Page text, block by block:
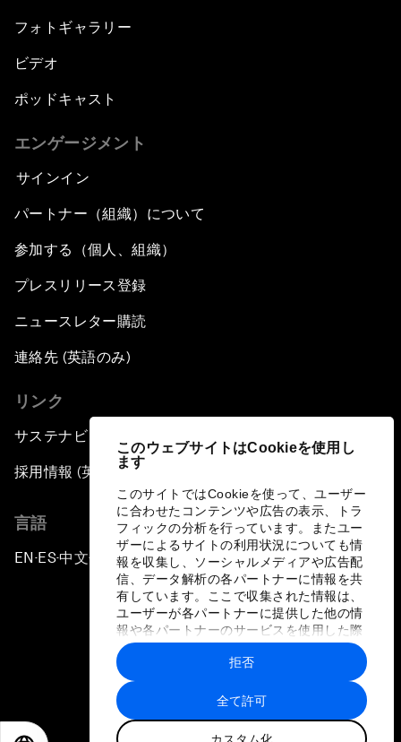
このウェブサイトはCookieを使用し
ます
このサイトではCookieを使って、ユーザー
に合わせたコンテンツや広告の表示、トラ
フィックの分析を行っています。またユー
ザーによるサイトの利用状況についても情
報を収集し、ソーシャルメディアや広告配
信、データ解析の各パートナーに情報を共
有しています。ここで収集された情報は、
ユーザーが各パートナーに提供した他の情
報や各パートナーのサービスを使用した際
に収集された情報と組み合わされ、各パー
トナーによって使用されることがありま
す。
全て許可
カスタム化
拒否
フォトギャラリー
ビデオ
ポッドキャスト
エンゲージメント
サインイン
パートナー（組織）について
参加する（個人、組織）
プレスリリース登録
ニュースレター購読
連絡先 (英語のみ)
リンク
サステナビリティへの取り組み
採用情報 (英語のみ)
言語
EN ▪ES▪中文▪ 日本語
プライバシーポリシーと利用規約
サイトマップ